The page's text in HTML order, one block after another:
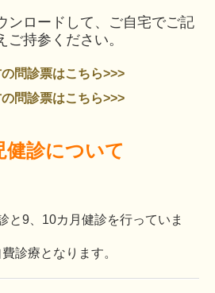
ンロードして、ご自宅でご記
ご持参ください。
問診票はこちら>>>
問診票はこちら>>>
健診について
と9、10カ月健診を行っていま
診療となります。